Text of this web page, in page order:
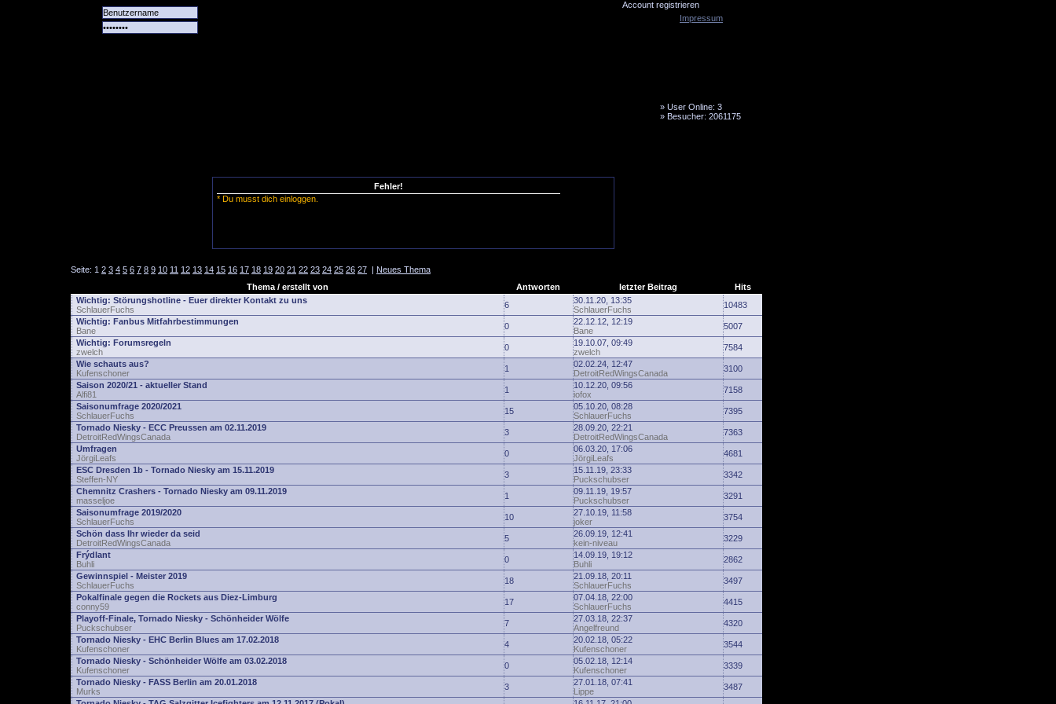
Account registrieren
» User Online: 3
» Besucher: 2061175
Fehler!
* Du musst dich einloggen.
Seite: 1 2 3 4 5 6 7 8 9 10 11 12 13 14 15 16 17 18 19 20 21 22 23 24 25 26 27 | Neues Thema
Thema / erstellt von
Antworten letzter Beitrag
Hits
Wichtig: Störungshotline - Euer direkter Kontakt zu uns
SchlauerFuchs
6
30.11.20, 13:35
SchlauerFuchs
10483
Wichtig: Fanbus Mitfahrbestimmungen
Bane
0
22.12.12, 12:19
Bane
5007
Wichtig: Forumsregeln
zwelch
0
19.10.07, 09:49
zwelch
7584
Wie schauts aus?
Kufenschoner
1
02.02.24, 12:47
DetroitRedWingsCanada
3100
Saison 2020/21 - aktueller Stand
Alfi81
1
10.12.20, 09:56
iofox
7158
Saisonumfrage 2020/2021
SchlauerFuchs
15
05.10.20, 08:28
SchlauerFuchs
7395
Tornado Niesky - ECC Preussen am 02.11.2019
DetroitRedWingsCanada
3
28.09.20, 22:21
DetroitRedWingsCanada
7363
Umfragen
JörgiLeafs
0
06.03.20, 17:06
JörgiLeafs
4681
ESC Dresden 1b - Tornado Niesky am 15.11.2019
Steffen-NY
3
15.11.19, 23:33
Puckschubser
3342
Chemnitz Crashers - Tornado Niesky am 09.11.2019
masseljoe
1
09.11.19, 19:57
Puckschubser
3291
Saisonumfrage 2019/2020
SchlauerFuchs
10
27.10.19, 11:58
joker
3754
Schön dass Ihr wieder da seid
DetroitRedWingsCanada
5
26.09.19, 12:41
kein-niveau
3229
Frýdlant
Buhli
0
14.09.19, 19:12
Buhli
2862
Gewinnspiel - Meister 2019
SchlauerFuchs
18
21.09.18, 20:11
SchlauerFuchs
3497
Pokalfinale gegen die Rockets aus Diez-Limburg
conny59
17
07.04.18, 22:00
SchlauerFuchs
4415
Playoff-Finale, Tornado Niesky - Schönheider Wölfe
Puckschubser
7
27.03.18, 22:37
Angelfreund
4320
Tornado Niesky - EHC Berlin Blues am 17.02.2018
Kufenschoner
4
20.02.18, 05:22
Kufenschoner
3544
Tornado Niesky - Schönheider Wölfe am 03.02.2018
Kufenschoner
0
05.02.18, 12:14
Kufenschoner
3339
Tornado Niesky - FASS Berlin am 20.01.2018
Murks
3
27.01.18, 07:41
Lippe
3487
Impressum